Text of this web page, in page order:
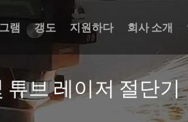
램 갱도 지원하다 회사 소개
튜브 레이저 절단기